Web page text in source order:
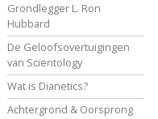
Grondlegger L. Ron
Hubbard
De Geloofsovertuigingen
van Scientology
Wat is Dianetics?
Achtergrond & Oorsprong